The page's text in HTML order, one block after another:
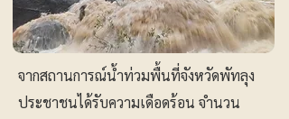
จากสถานการณ์น้ำท่วมพื้นที่จังหวัดพัทลุง
ประชาชนได้รับความเดือดร้อน จำนวน